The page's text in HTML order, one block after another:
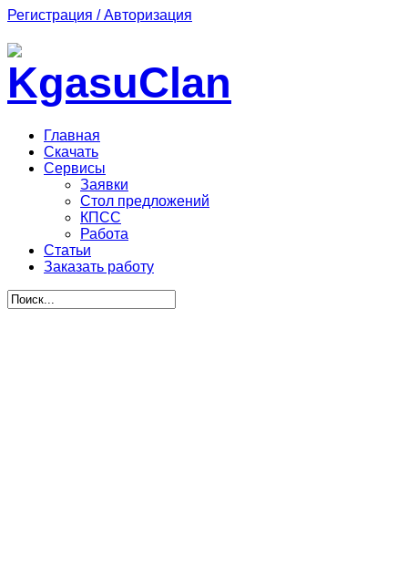
Регистрация / Авторизация
Главная
Скачать
Сервисы
Заявки
Стол предложений
КПСС
Работа
Статьи
Заказать работу